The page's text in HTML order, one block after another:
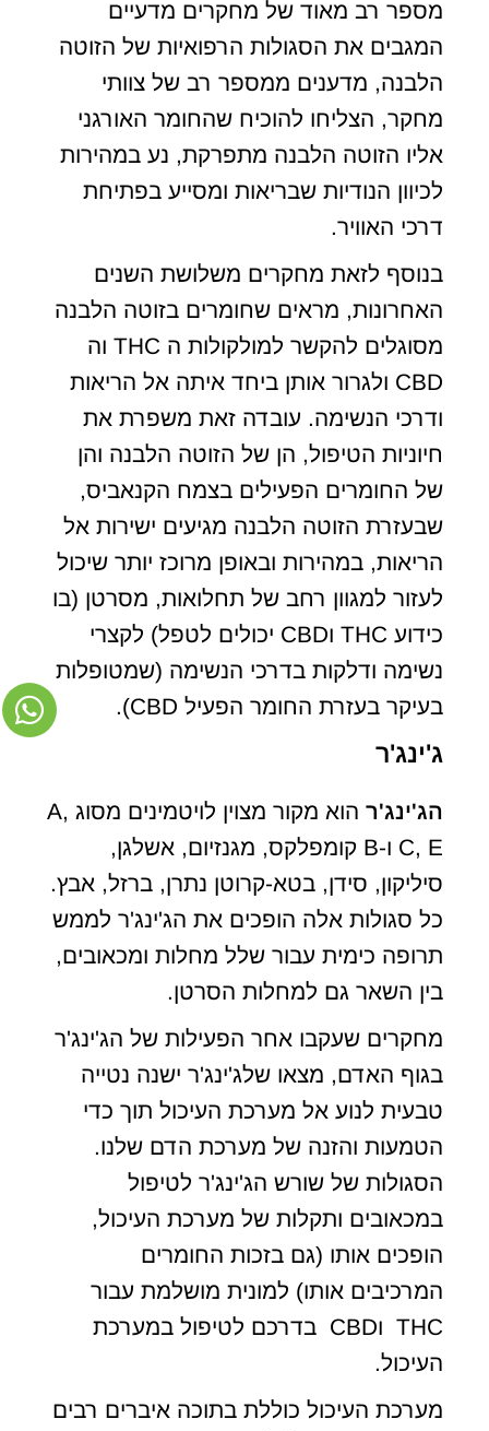
מספר רב מאוד של מחקרים מדעיים
המגבים את הסגולות הרפואיות של הזוטה
הלבנה, מדענים ממספר רב של צוותי
מחקר, הצליחו להוכיח שהחומר האורגני
אליו הזוטה הלבנה מתפרקת, נע במהירות
לכיוון הנודיות שבריאות ומסייע בפתיחת
דרכי האוויר.
בנוסף לזאת מחקרים משלושת השנים
האחרונות, מראים שחומרים בזוטה הלבנה
מסוגלים להקשר למולקולות ה THC וה
CBD ולגרור אותן ביחד איתה אל הריאות
ודרכי הנשימה. עובדה זאת משפרת את
חיוניות הטיפול, הן של הזוטה הלבנה והן
של החומרים הפעילים בצמח הקנאביס,
שבעזרת הזוטה הלבנה מגיעים ישירות אל
הריאות, במהירות ובאופן מרוכז יותר שיכול
לעזור למגוון רחב של תחלואות, מסרטן (בו
כידוע THC וCBD יכולים לטפל) לקצרי
נשימה ודלקות בדרכי הנשימה (שמטופלות
בעיקר בעזרת החומר הפעיל CBD).
ג'ינג'ר
הג'ינג'ר
הוא מקור מצוין לויטמינים מסוג A,
C, E ו-B קומפלקס, מגנזיום, אשלגן,
סיליקון, סידן, בטא-קרוטן נתרן, ברזל, אבץ.
כל סגולות אלה הופכים את הג'ינג'ר לממש
תרופה כימית עבור שלל מחלות ומכאובים,
בין השאר גם למחלות הסרטן.
מחקרים שעקבו אחר הפעילות של הג'ינג'ר
בגוף האדם, מצאו שלג'ינג'ר ישנה נטייה
טבעית לנוע אל מערכת העיכול תוך כדי
הטמעות והזנה של מערכת הדם שלנו.
הסגולות של שורש הג'ינג'ר לטיפול
במכאובים ותקלות של מערכת העיכול,
הופכים אותו (גם בזכות החומרים
המרכיבים אותו) למונית מושלמת עבור
THC וCBD בדרכם לטיפול במערכת
העיכול.
מערכת העיכול כוללת בתוכה איברים רבים